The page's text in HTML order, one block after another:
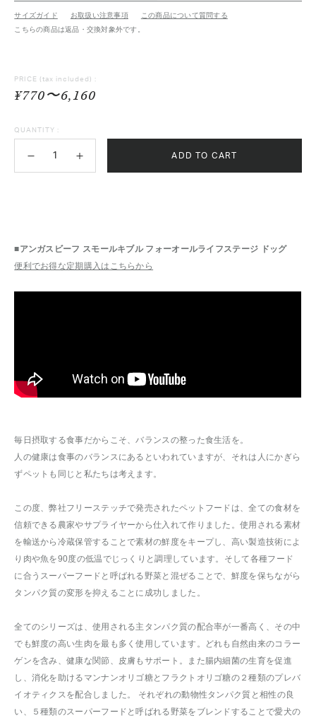
サイズガイド お取扱い注意事項
この商品について質問する
こちらの商品は返品・交換対象外です。
PRICE (tax included) :
¥770〜6,160
QUANTITY :
ADD TO CART
■アンガスビーフ スモールキブル フォーオールライフステージ ドッグ
便利でお得な定期購入はこちらから
毎日摂取する食事だからこそ、バランスの整った食生活を。
人の健康は食事のバランスにあるといわれていますが、それは人にかぎら
ずペットも同じと私たちは考えます。
この度、弊社フリーステッチで発売されたペットフードは、全ての食材を
信頼できる農家やサプライヤーから仕入れて作りました。使用される素材
を輸送から冷蔵保管することで素材の鮮度をキープし、高い製造技術によ
り肉や魚を90度の低温でじっくりと調理しています。そして各種フード
に合うスーパーフードと呼ばれる野菜と混ぜることで、鮮度を保ちながら
タンパク質の変形を抑えることに成功しました。
全てのシリーズは、使用される主タンパク質の配合率が一番高く、その中
でも鮮度の高い生肉を最も多く使用しています。どれも自然由来のコラー
ゲンを含み、健康な関節、皮膚もサポート。また腸内細菌の生育を促進
し、消化を助けるマンナンオリゴ糖とフラクトオリゴ糖の２種類のプレバ
イオティクスを配合しました。 それぞれの動物性タンパク質と相性の良
い、５種類のスーパーフードと呼ばれる野菜をブレンドすることで愛犬の